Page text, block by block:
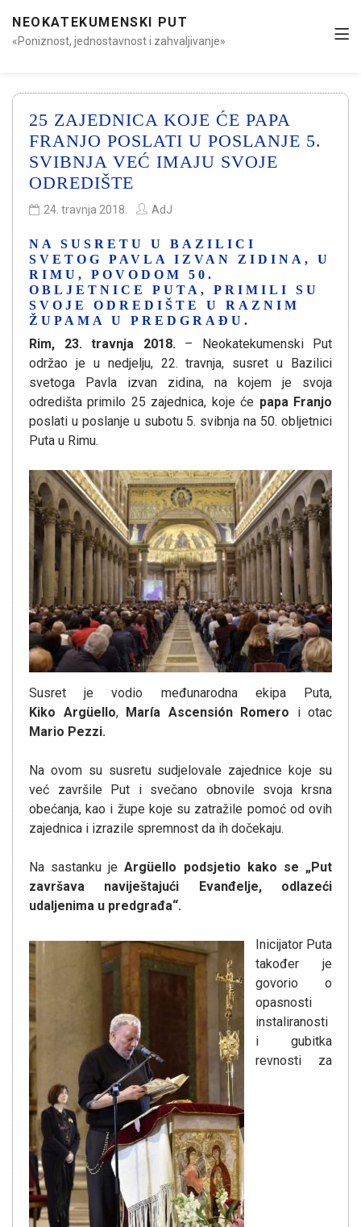
NEOKATEKUMENSKI PUT
«Poniznost, jednostavnost i zahvaljivanje»
25 ZAJEDNICA KOJE ĆE PAPA
FRANJO POSLATI U POSLANJE 5.
SVIBNJA VEĆ IMAJU SVOJE
ODREDIŠTE
24. travnja 2018. AdJ
NA SUSRETU U BAZILICI
SVETOG PAVLA IZVAN ZIDINA, U
RIMU, POVODOM 50.
OBLJETNICE PUTA, PRIMILI SU
SVOJE ODREDIŠTE U RAZNIM
ŽUPAMA U PREDGRAĐU.
Rim, 23. travnja 2018.– Neokatekumenski Put
održao je u nedjelju, 22. travnja, susret u Bazilici
svetoga Pavla izvan zidina, na kojem je svoja
odredišta primilo 25 zajednica, koje će papa Franjo
poslati u poslanje u subotu 5. svibnja na 50. obljetnici
Puta u Rimu.
Susret je vodio međunarodna ekipa Puta,
Kiko Argüello, María Ascensión Romero i otac
Mario Pezzi.
Na ovom su susretu sudjelovale zajednice koje su
već završile Put i svečano obnovile svoja krsna
obećanja, kao i župe koje su zatražile pomoć od ovih
zajednica i izrazile spremnost da ih dočekaju.
Na sastanku jeArgüello podsjetio kako se „Put
završava naviještajući Evanđelje, odlazeći
udaljenima u predgrađa“.
Inicijator Puta
također je
govorio o
opasnosti
instaliranosti
i gubitka
revnosti za